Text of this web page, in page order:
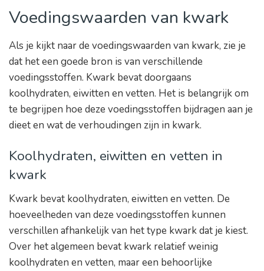
Voedingswaarden van kwark
Als je kijkt naar de voedingswaarden van kwark, zie je
dat het een goede bron is van verschillende
voedingsstoffen. Kwark bevat doorgaans
koolhydraten, eiwitten en vetten. Het is belangrijk om
te begrijpen hoe deze voedingsstoffen bijdragen aan je
dieet en wat de verhoudingen zijn in kwark.
Koolhydraten, eiwitten en vetten in
kwark
Kwark bevat koolhydraten, eiwitten en vetten. De
hoeveelheden van deze voedingsstoffen kunnen
verschillen afhankelijk van het type kwark dat je kiest.
Over het algemeen bevat kwark relatief weinig
koolhydraten en vetten, maar een behoorlijke